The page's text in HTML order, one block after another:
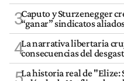
3Caputo y Sturzenegger
“ganar” sindicatos
4La narrativa libertaria
consecuencias del
La historia real de "Elize: